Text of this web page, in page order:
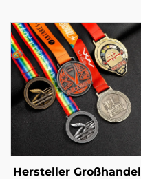
Hersteller Großhandel